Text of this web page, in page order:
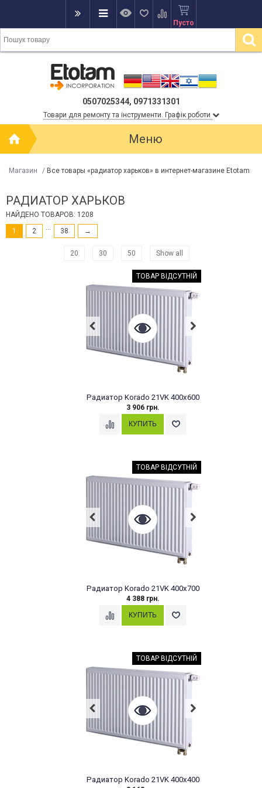
Пусто
0507025344, 0971331301
Товари для ремонту та інструменти. Графік роботи
Меню
Магазин / Все товары «радиатор харьков» в интернет-магазине Etotam
РАДИАТОР ХАРЬКОВ
НАЙДЕНО ТОВАРОВ: 1208
1
2 ... 38 →
20 30 50 Show all
ТОВАР ВІДСУТНІЙ
Радиатор Korado 21VK 400x600
3 906 грн.
ТОВАР ВІДСУТНІЙ
Радиатор Korado 21VK 400x700
4 388 грн.
ТОВАР ВІДСУТНІЙ
Радиатор Korado 21VK 400x400